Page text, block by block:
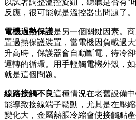
反應，很可能就是溫控器出問題了。
電機過熱保護是另一個關鍵因素。
置過熱保護裝置，當電機因負載過
升高時，保護器會自動斷電，待冷
運轉的循環。用手輕觸電機外殼，
就是這個問題。
線路接觸不良這種情況在老舊設備
能導致接線端子鬆動，尤其是在壓
變化大，金屬熱脹冷縮會使接觸點